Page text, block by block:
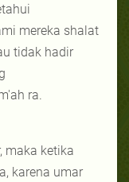
mereka shalat
tidak hadir
ra.
maka ketika
karena umar